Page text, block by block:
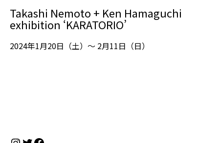
Takashi Nemoto + Ken Hamaguchi
exhibition ‘KARATORIO’
2024年1月20日（土）～ 2月11日（日）